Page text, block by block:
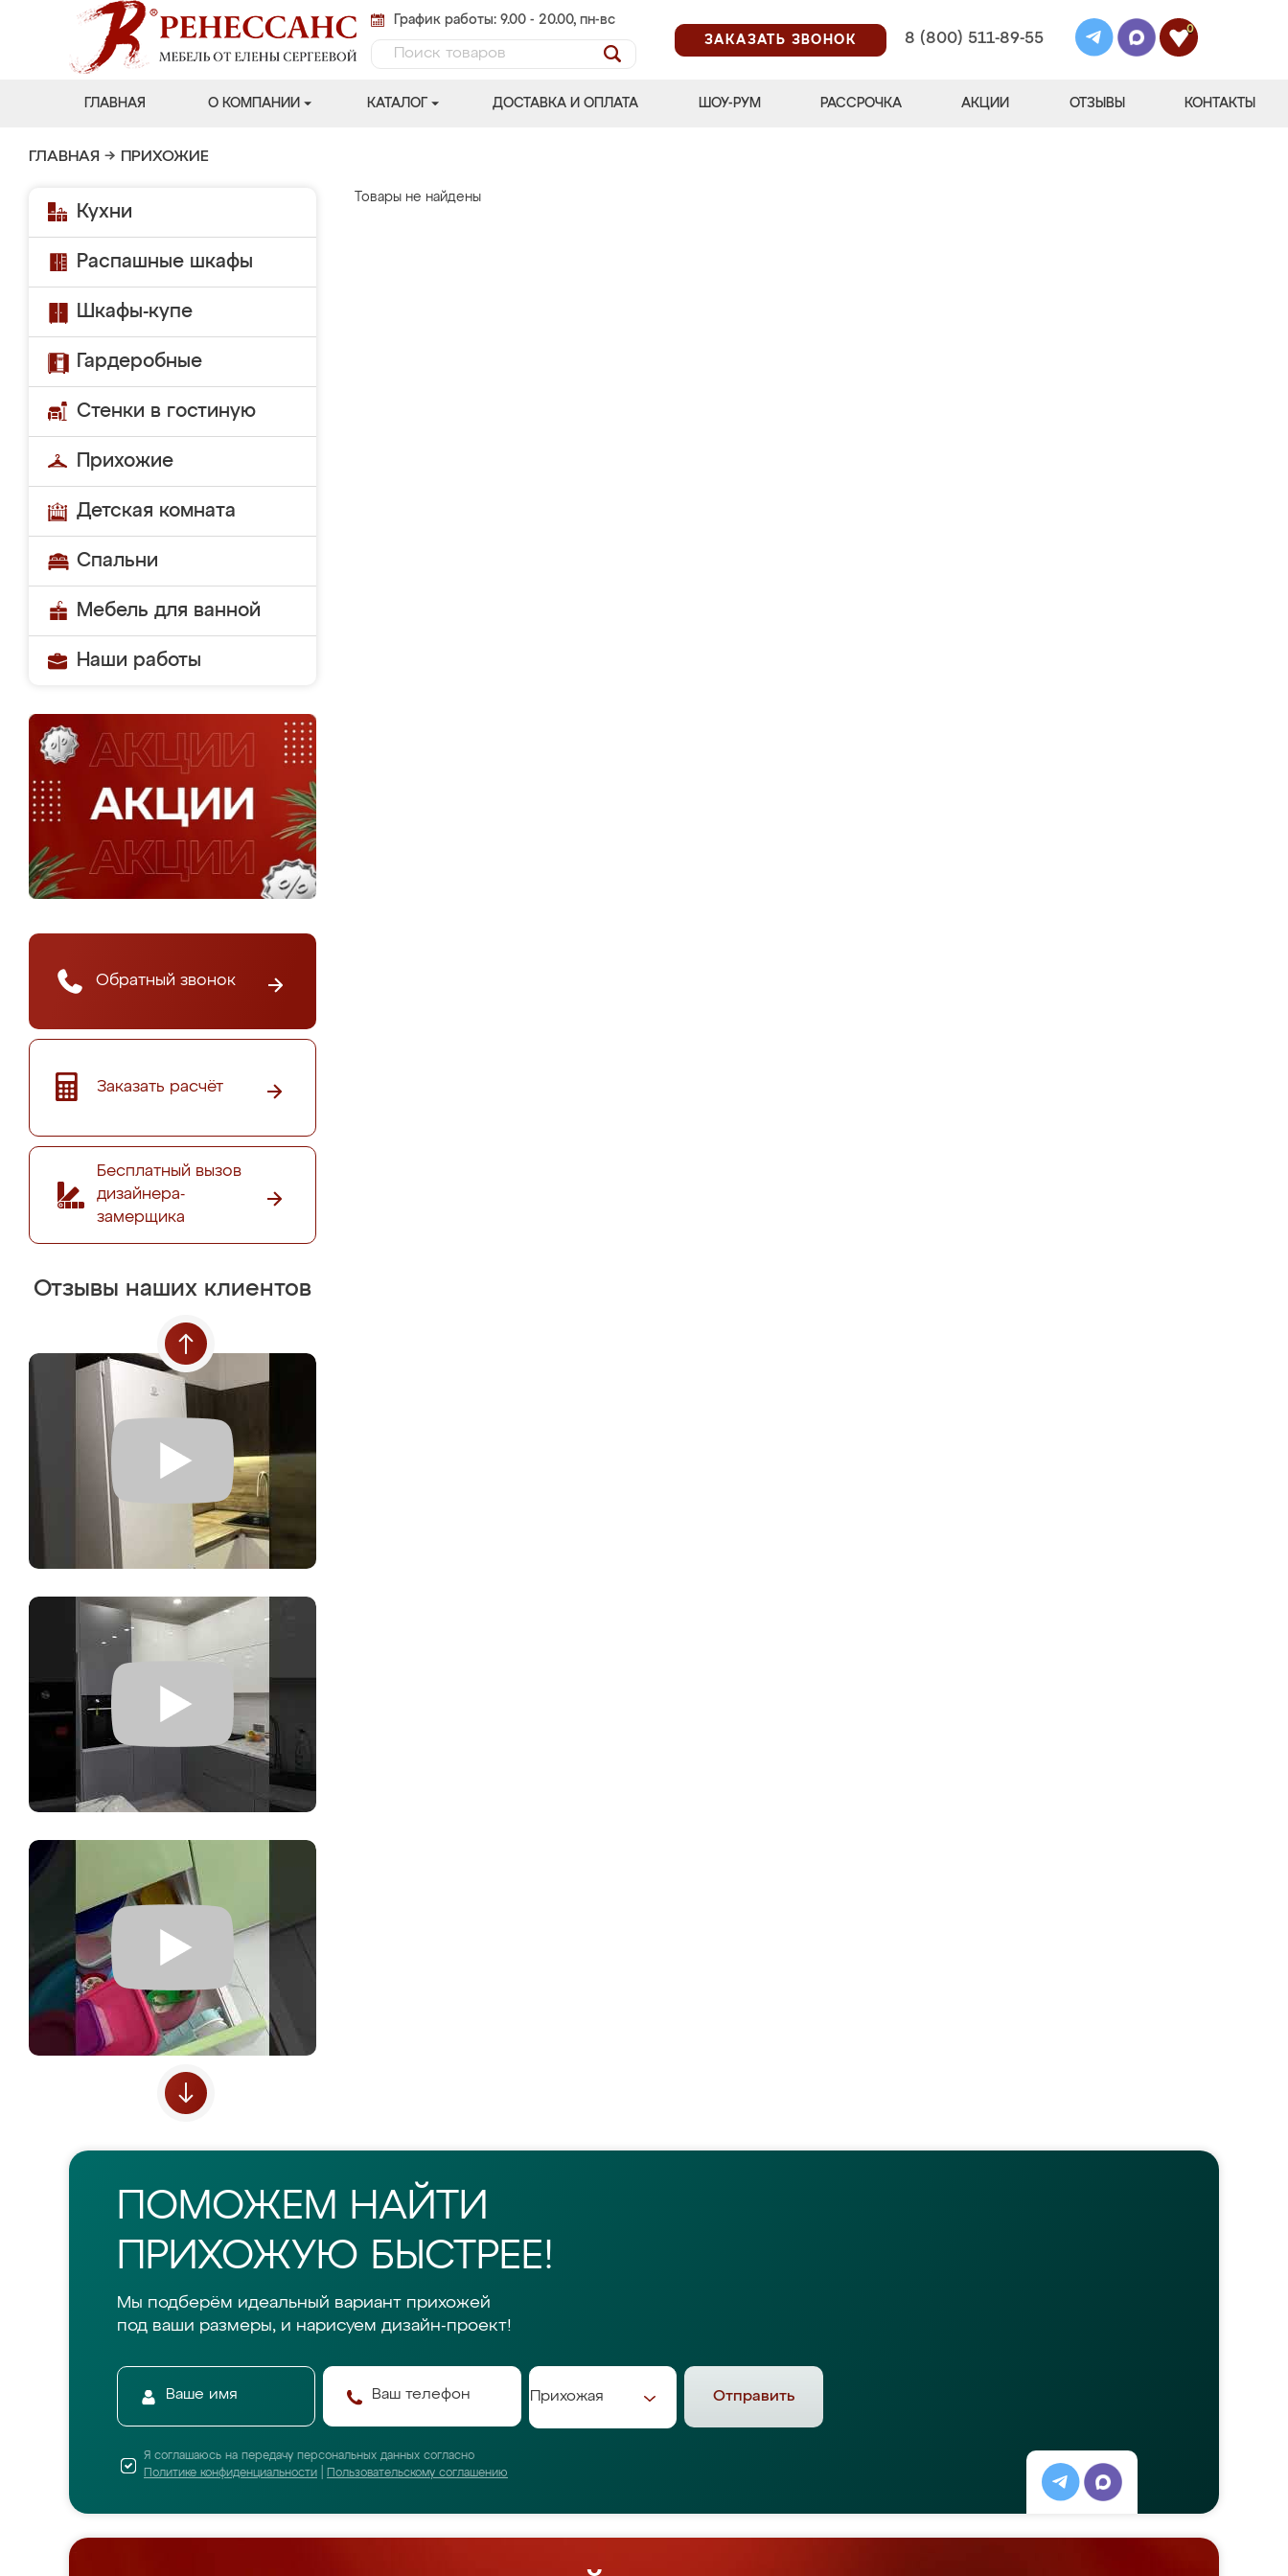
График работы: 9.00 - 20.00, пн-вс
ЗАКАЗАТЬ ЗВОНОК
8 (800) 511-89-55
0
ГЛАВНАЯ О КОМПАНИИ КАТАЛОГ ДОСТАВКА И ОПЛАТА ШОУ-РУМ РАССРОЧКА АКЦИИ ОТЗЫВЫ КОНТАКТЫ
ГЛАВНАЯ → ПРИХОЖИЕ
Кухни
Распашные шкафы
Шкафы-купе
Гардеробные
Стенки в гостиную
Прихожие
Детская комната
Спальни
Мебель для ванной
Наши работы
Обратный звонок
Заказать расчёт
Бесплатный вызов
дизайнера-
замерщика
Отзывы наших клиентов
Товары не найдены
ПОМОЖЕМ НАЙТИ
ПРИХОЖУЮ БЫСТРЕЕ!
Мы подберём идеальный вариант прихожей
под ваши размеры, и нарисуем дизайн-проект!
Отправить
Я соглашаюсь на передачу персональных данных согласно
Политике конфиденциальности
Пользовательскому соглашению